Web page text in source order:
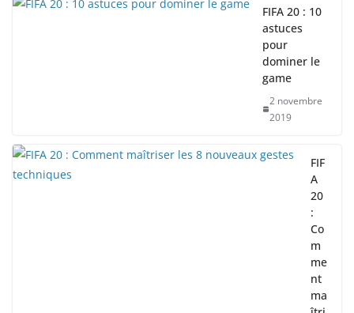
FIFA 20 : 10
astuces
pour
dominer le
game
2 novembre
2019
FIF
A
20
:
Co
m
me
nt
ma